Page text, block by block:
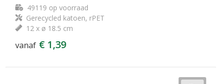
49119 op voorraad
Gerecycled katoen, rPET
12 x ø 18.5 cm
vanaf € 1,39